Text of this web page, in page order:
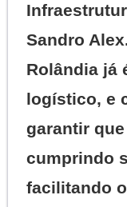
Sandro
Rolândia já
logístico, e
garantir
cumprindo
facilitando